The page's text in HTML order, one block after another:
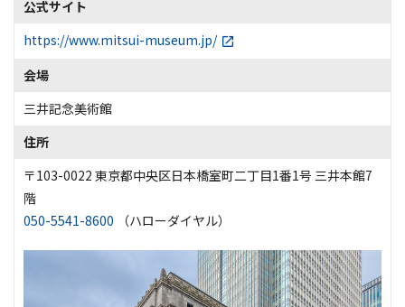
公式サイト
https://www.mitsui-museum.jp/
会場
三井記念美術館
住所
〒103-0022 東京都中央区日本橋室町二丁目1番1号 三井本館7
階
050-5541-8600 （ハローダイヤル）